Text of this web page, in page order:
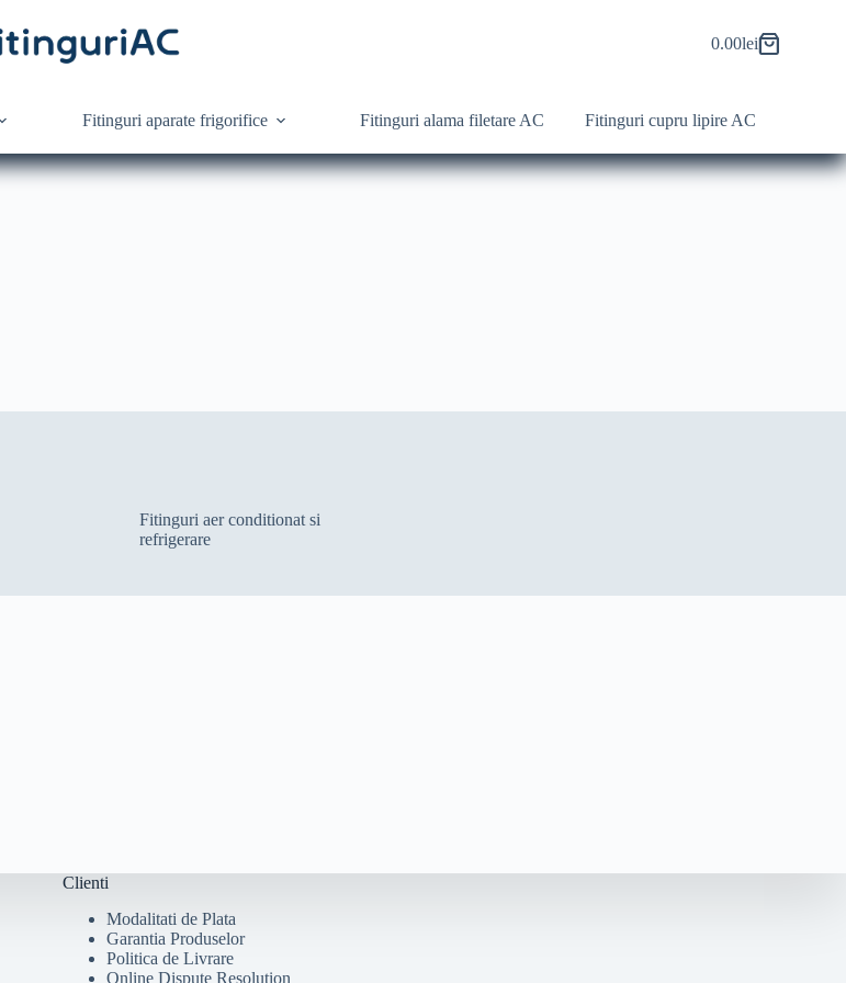
0.00lei
Fitinguri aparate frigorifice Fitinguri alama filetare AC Fitinguri cupru lipire AC
Fitinguri aer conditionat si
refrigerare
Clienti
Modalitati de Plata
Garantia Produselor
Politica de Livrare
Online Dispute Resolution